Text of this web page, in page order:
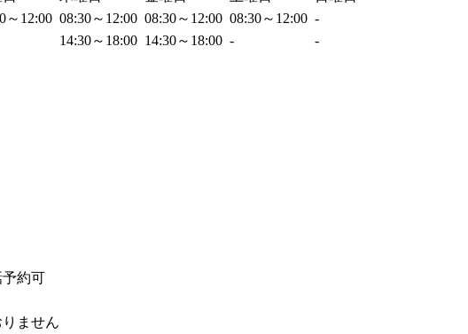
～12:00 08:30～12:00 08:30～12:00 08:30～12:00 -
14:30～18:00 14:30～18:00 - -
約可
ません